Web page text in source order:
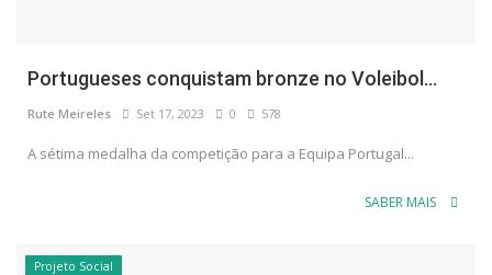
Portugueses conquistam bronze no Voleibol...
Rute Meireles Set 17, 2023 0 578
A sétima medalha da competição para a Equipa Portugal...
SABER MAIS
Projeto Social